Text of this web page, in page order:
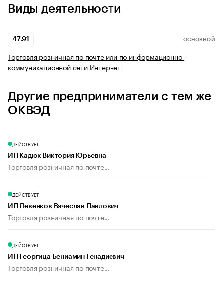
Виды деятельности
47.91 ОСНОВНОЙ
Торговля розничная по почте или по информационно-
коммуникационной сети Интернет
Другие предприниматели с тем же
ОКВЭД
ДЕЙСТВУЕТ
ИП Кадюк Виктория Юрьевна
Торговля розничная по почте...
ДЕЙСТВУЕТ
ИП Левенков Вячеслав Павлович
Торговля розничная по почте...
ДЕЙСТВУЕТ
ИП Георгица Бениамин Генадиевич
Торговля розничная по почте...